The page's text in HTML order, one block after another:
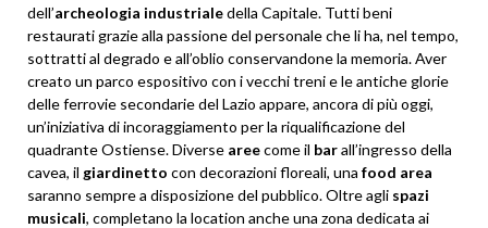
dell’archeologia industrialedella Capitale. Tutti beni
restaurati grazie alla passione del personale che li ha, nel tempo,
sottratti al degrado e all’oblio conservandone la memoria. Aver
creato un parco espositivo con i vecchi treni e le antiche glorie
delle ferrovie secondarie del Lazio appare, ancora di più oggi,
un’iniziativa di incoraggiamento per la riqualificazione del
quadrante Ostiense. Diverse areecome il barall’ingresso della
cavea, il giardinetto con decorazioni floreali, una food area
saranno sempre a disposizione del pubblico. Oltre agli spazi
musicali, completano la location anche una zona dedicata ai